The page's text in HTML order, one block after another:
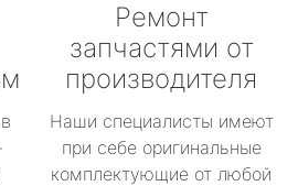
Ремонт
запчастями от
производителя
Наши специалисты имеют
при себе оригинальные
комплектующие от любой